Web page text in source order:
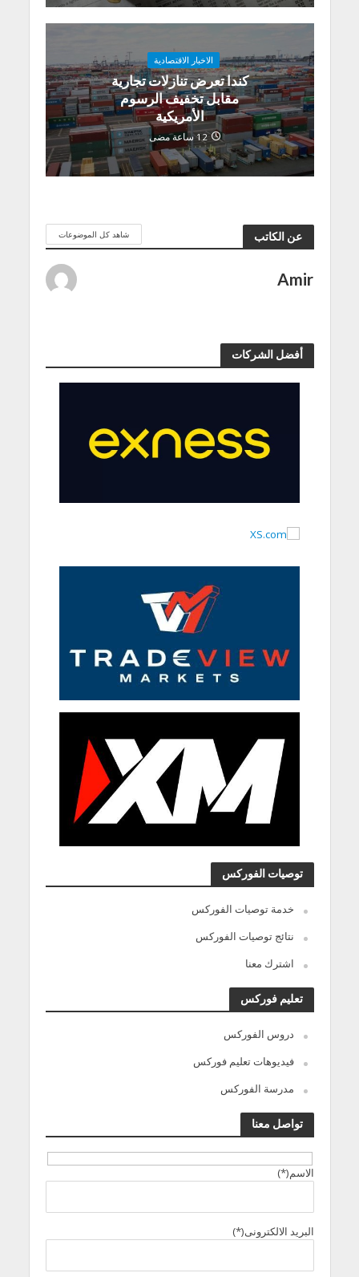
الاخبار الاقتصادية
كندا تعرض تنازلات تجارية
مقابل تخفيف الرسوم
الأمريكية
12 ساعة مضى
عن الكاتب شاهد كل الموضوعات
Amir
أفضل الشركات
توصيات الفوركس
خدمة توصيات الفوركس
نتائج توصيات الفوركس
اشترك معنا
تعليم فوركس
دروس الفوركس
فيديوهات تعليم فوركس
مدرسة الفوركس
تواصل معنا
الاسم(*)
البريد الالكترونى(*)